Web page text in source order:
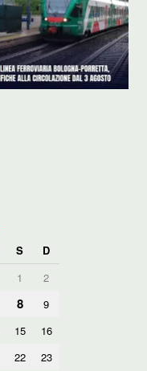
S
D
1
2
8
9
15
16
22
23